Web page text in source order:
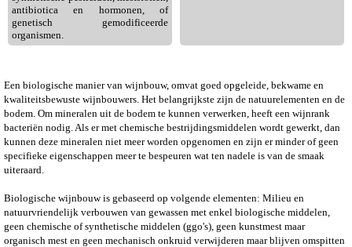
antibiotica en hormonen, of
genetisch gemodificeerde
organismen.
Een biologische manier van wijnbouw, omvat goed opgeleide, bekwame en
kwaliteitsbewuste wijnbouwers. Het belangrijkste zijn de natuurelementen en de
bodem. Om mineralen uit de bodem te kunnen verwerken, heeft een wijnrank
bacteriën nodig. Als er met chemische bestrijdingsmiddelen wordt gewerkt, dan
kunnen deze mineralen niet meer worden opgenomen en zijn er minder of geen
specifieke eigenschappen meer te bespeuren wat ten nadele is van de smaak
uiteraard.
Biologische wijnbouw is gebaseerd op volgende elementen: Milieu en
natuurvriendelijk verbouwen van gewassen met enkel biologische middelen,
geen chemische of synthetische middelen (ggo's), geen kunstmest maar
organisch mest en geen mechanisch onkruid verwijderen maar blijven omspitten